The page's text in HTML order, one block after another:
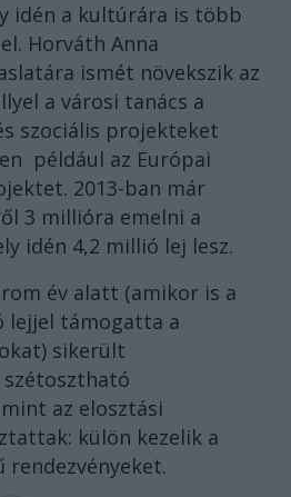
idén a kultúrára is több
Horváth Anna
ismét növekszik az
a városi tanács a
szociális projekteket
például az Európai
2013-ban már
3 millióra emelni a
idén 4,2 millió lej lesz.
év alatt (amikor is a
lejjel támogatta a
sikerült
szétosztható
az elosztási
külön kezelik a